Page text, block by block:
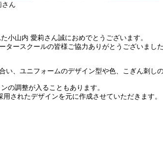
さん
小山内 愛莉さん誠におめでとうございます。
ースクールの皆様ご協力ありがとうございました
い、ユニフォームのデザイン型や色、こぎん刺し
の調整が入ることもあります。
されたデザインを元に作成させていただきます。